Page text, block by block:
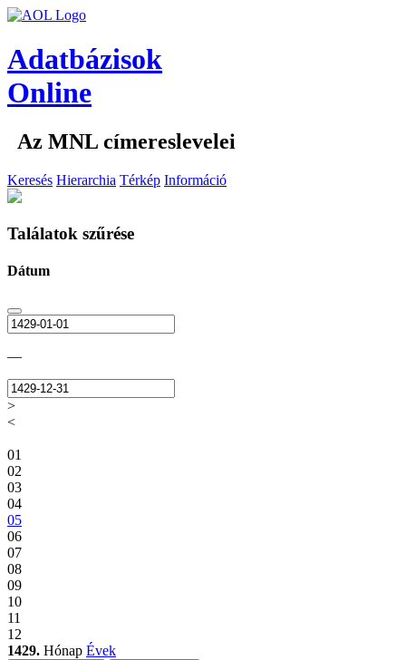
Adatbázisok
Online
Az MNL címereslevelei
Keresés Hierarchia Térkép Információ
Találatok szűrése
Dátum
—
>
<
01
02
03
04
05
06
07
08
09
10
11
12
1429. Hónap Évek